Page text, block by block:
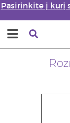
Pasirinkite į kurį